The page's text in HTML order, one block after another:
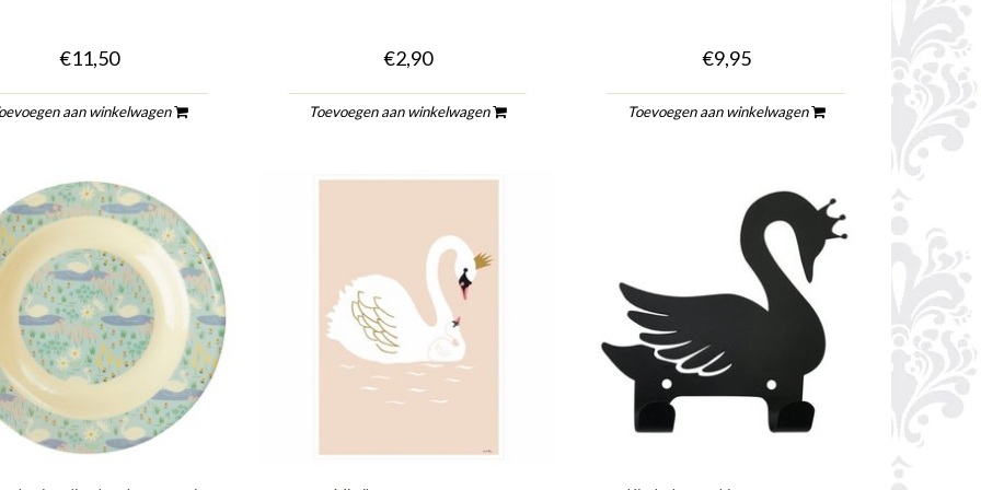
€11,50
aan winkelwagen
€2,90
Toevoegen aan winkelwagen
€9,95
Toevoegen aan winkelwagen